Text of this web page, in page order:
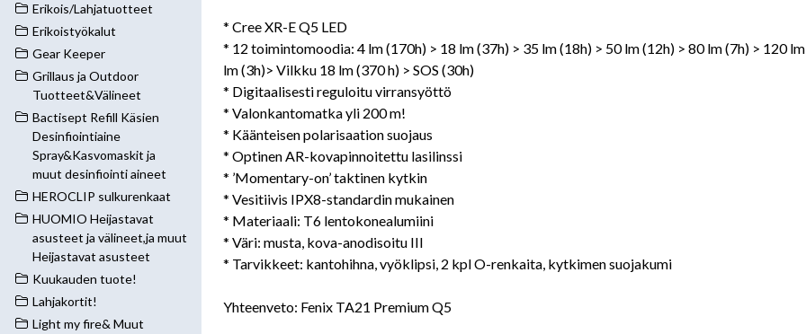
Erikois/Lahjatuotteet
Erikoistyökalut
Gear Keeper
Grillaus ja Outdoor
Tuotteet&Välineet
Bactisept Refill Käsien
Desinfiointiaine
Spray&Kasvomaskit ja
muut desinfiointi aineet
HEROCLIP sulkurenkaat
HUOMIO Heijastavat
asusteet ja välineet,ja muut
Heijastavat asusteet
Kuukauden tuote!
Lahjakortit!
Light my fire& Muut
* Cree XR-E Q5 LED
* 12 toimintomoodia: 4 lm (170h) > 18 lm (37h) > 35 lm (18h) > 50 lm (12h) > 80 lm (7h) > 120
lm (3h)> Vilkku 18 lm (370 h) > SOS (30h)
* Digitaalisesti reguloitu virransyöttö
* Valonkantomatka yli 200 m!
* Käänteisen polarisaation suojaus
* Optinen AR-kovapinnoitettu lasilinssi
* ’Momentary-on’ taktinen kytkin
* Vesitiivis IPX8-standardin mukainen
* Materiaali: T6 lentokonealumiini
* Väri: musta, kova-anodisoitu III
* Tarvikkeet: kantohihna, vyöklipsi, 2 kpl O-renkaita, kytkimen suojakumi
Yhteenveto: Fenix TA21 Premium Q5